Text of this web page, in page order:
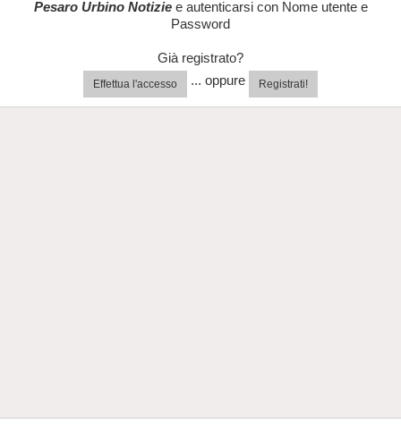
Pesaro Urbino Notiziee autenticarsi con Nome utente e
Password
Già registrato?
Effettua l'accesso ... oppure Registrati!